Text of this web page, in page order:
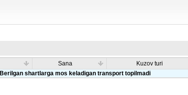
Sana Kuzov turi
Berilgan shartlarga mos keladigan transport topilmadi